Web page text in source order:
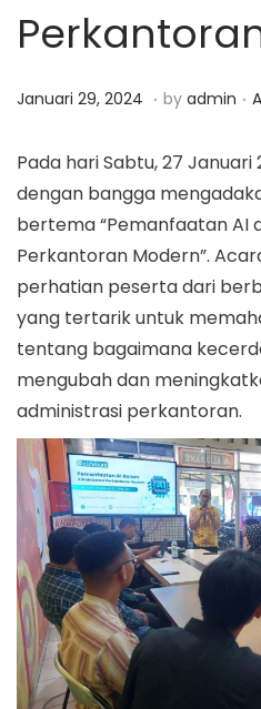
a
t
n
t
P
s
t
e
d
o
n
Januari 29, 2024 J
n
u
a
r
i
2
9
,
2
0
2
4
. by admin . P
s
t
e
d
i
n
Pada hari Sabtu, 27 Januari
dengan bangga
bertema “Pemanfaatan AI
Perkantoran Modern”.
perhatian peserta dari
yang tertarik untuk
tentang bagaimana
mengubah dan
administrasi perkantoran.